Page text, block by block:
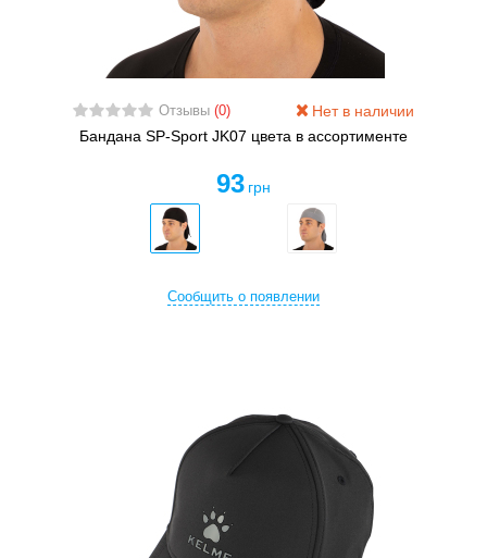
Отзывы (0)
Нет в наличии
Бандана SP-Sport JK07 цвета в ассортименте
93 грн
Сообщить о появлении